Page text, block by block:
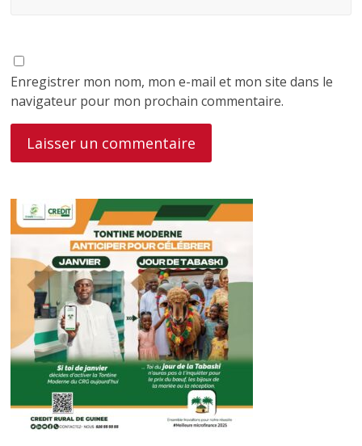
Enregistrer mon nom, mon e-mail et mon site dans le
navigateur pour mon prochain commentaire.